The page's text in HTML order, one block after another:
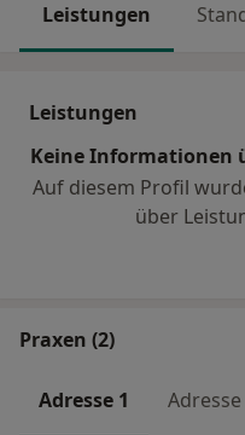
Leistungen
Leistungen
Keine Informationen
Auf diesem Profil
über
Praxen (2)
Adresse 1